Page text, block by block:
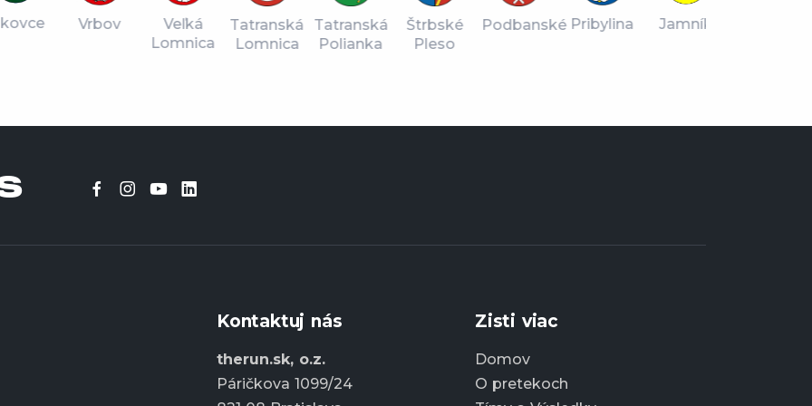
Vrbov
Veľká
Lomnica
Tatranská
Lomnica
Tatranská
Polianka
Štrbské
Pleso
Podbanské Pribylina
Jamník
Kontaktuj nás
therun.sk, o.z.
Páričkova 1099/24
Zisti viac
Domov
O pretekoch